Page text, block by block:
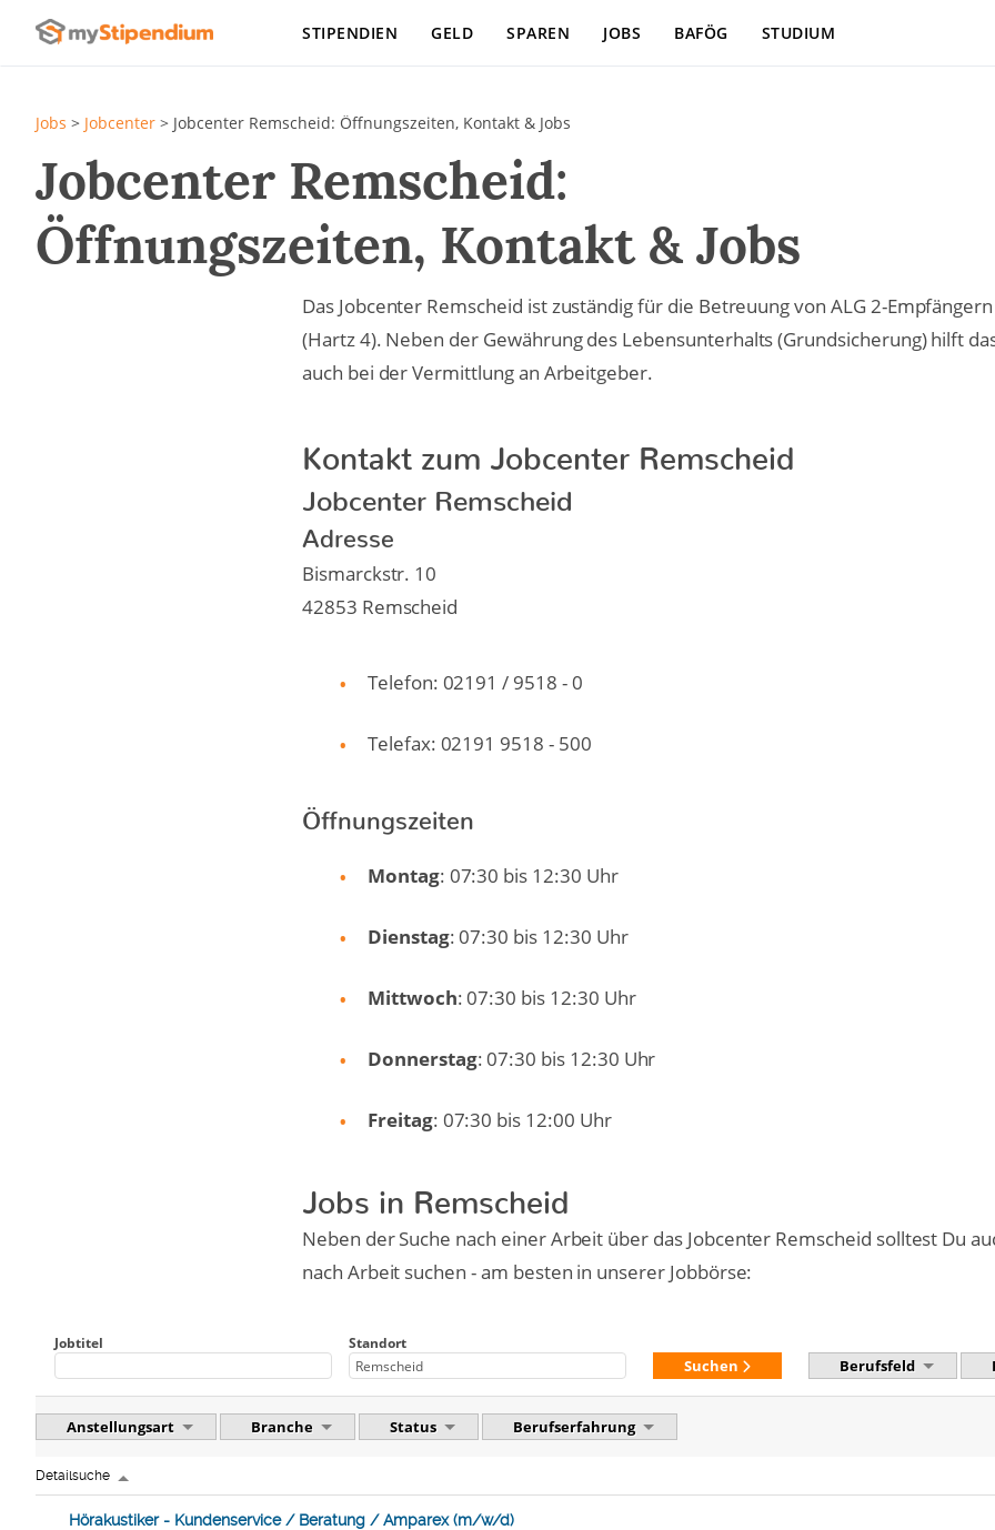
STIPENDIEN GELD SPAREN JOBS BAFÖG STUDIUM
Jobs > Jobcenter > Jobcenter Remscheid: Öffnungszeiten, Kontakt & Jobs
Jobcenter Remscheid:
Öffnungszeiten, Kontakt & Jobs
Das Jobcenter Remscheid ist zuständig für die Betreuung von ALG 2-
(Hartz 4). Neben der Gewährung des Lebensunterhalts (Grundsicherung) hilft
auch bei der Vermittlung an Arbeitgeber.
Kontakt zum Jobcenter Remscheid
Jobcenter Remscheid
Adresse
Bismarckstr. 10
42853 Remscheid
Telefon: 02191 / 9518 - 0
Telefax: 02191 9518 - 500
Öffnungszeiten
Montag: 07:30 bis 12:30 Uhr
Dienstag: 07:30 bis 12:30 Uhr
Mittwoch: 07:30 bis 12:30 Uhr
Donnerstag: 07:30 bis 12:30 Uhr
Freitag: 07:30 bis 12:00 Uhr
Jobs in Remscheid
Neben der Suche nach einer Arbeit über das Jobcenter Remscheid solltest Du
nach Arbeit suchen - am besten in unserer Jobbörse:
Jobtitel Standort
Suchen Berufsfeld
Anstellungsart Branche Status Berufserfahrung
Detailsuche
Hörakustiker - Kundenservice / Beratung / Amparex (m/w/d)